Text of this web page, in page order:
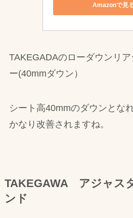
Amazonで見
TAKEGADAのローダウンリ
ー(40mmダウン）
シート高40mmのダウンとな
かなり改善されますね。
TAKEGAWA アジャス
ンド